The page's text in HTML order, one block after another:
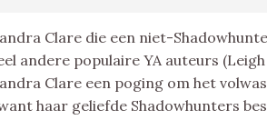
Clare die een niet-
andere populaire YA auteurs
Clare een poging om het
haar geliefde Shadowhunters